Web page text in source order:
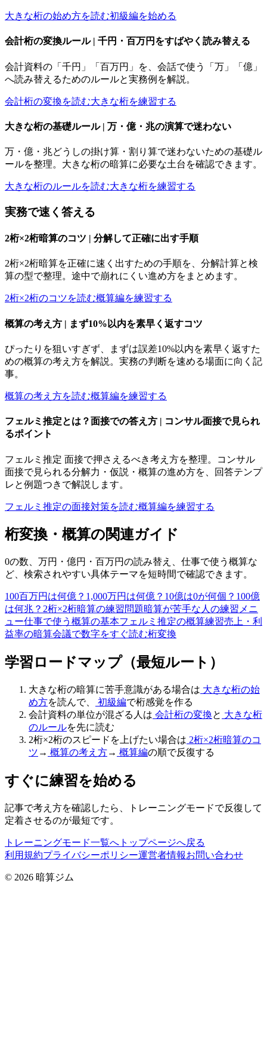
大きな桁の始め方を読む初級編を始める
会計桁の変換ルール | 千円・百万円をすばやく読み替える
会計資料の「千円」「百万円」を、会話で使う「万」「億」
へ読み替えるためのルールと実務例を解説。
会計桁の変換を読む大きな桁を練習する
大きな桁の基礎ルール | 万・億・兆の演算で迷わない
万・億・兆どうしの掛け算・割り算で迷わないための基礎ル
ールを整理。大きな桁の暗算に必要な土台を確認できます。
大きな桁のルールを読む大きな桁を練習する
実務で速く答える
2桁×2桁暗算のコツ | 分解して正確に出す手順
2桁×2桁暗算を正確に速く出すための手順を、分解計算と検
算の型で整理。途中で崩れにくい進め方をまとめます。
2桁×2桁のコツを読む概算編を練習する
概算の考え方 | まず10%以内を素早く返すコツ
ぴったりを狙いすぎず、まずは誤差10%以内を素早く返すた
めの概算の考え方を解説。実務の判断を速める場面に向く記
事。
概算の考え方を読む概算編を練習する
フェルミ推定とは？面接での答え方 | コンサル面接で見られ
るポイント
フェルミ推定 面接で押さえるべき考え方を整理。コンサル
面接で見られる分解力・仮説・概算の進め方を、回答テンプ
レと例題つきで解説します。
フェルミ推定の面接対策を読む概算編を練習する
桁変換・概算の関連ガイド
0の数、万円・億円・百万円の読み替え、仕事で使う概算な
ど、検索されやすい具体テーマを短時間で確認できます。
100百万円は何億？ 1,000万円は何億？ 10億は0が何個？ 100億
は何兆？ 2桁×2桁暗算の練習問題暗算が苦手な人の練習メニ
ュー仕事で使う概算の基本フェルミ推定の概算練習売上・利
益率の暗算会議で数字をすぐ読む桁変換
学習ロードマップ（最短ルート）
大きな桁の暗算に苦手意識がある場合は 大きな桁の始
め方を読んで、 初級編で桁感覚を作る
会計資料の単位が混ざる人は 会計桁の変換と 大きな桁
のルールを先に読む
2桁×2桁のスピードを上げたい場合は 2桁×2桁暗算のコ
ツ → 概算の考え方→ 概算編の順で反復する
すぐに練習を始める
記事で考え方を確認したら、トレーニングモードで反復して
定着させるのが最短です。
トレーニングモード一覧へ トップページへ戻る
利用規約プライバシーポリシー運営者情報お問い合わせ
© 2026 暗算ジム